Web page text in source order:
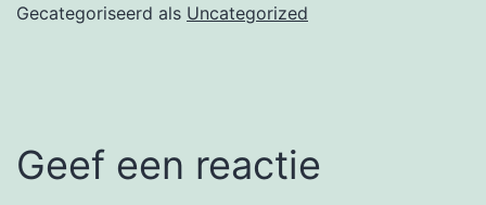
Gecategoriseerd als Uncategorized
Geef een reactie